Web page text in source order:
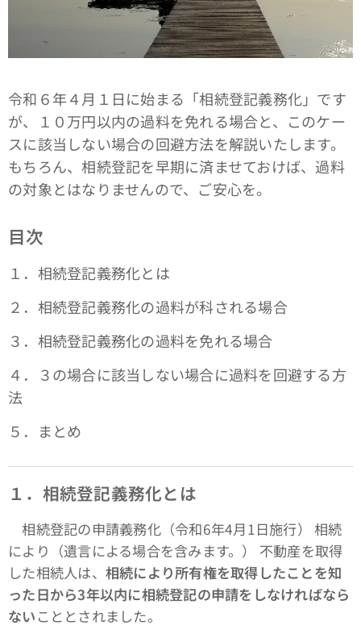
令和６年４月１日に始まる「相続登記義務化」です
が、１０万円以内の過料を免れる場合と、このケー
スに該当しない場合の回避方法を解説いたします。
もちろん、相続登記を早期に済ませておけば、過料
の対象とはなりませんので、ご安心を。
目次
１．相続登記義務化とは
２．相続登記義務化の過料が科される場合
３．相続登記義務化の過料を免れる場合
４．３の場合に該当しない場合に過料を回避する方
法
５．まとめ
１．相続登記義務化とは
相続登記の申請義務化（令和6年4月1日施行） 相続
により（遺言による場合を含みます。） 不動産を取得
した相続人は、 相続により所有権を取得したことを知
った日から3年以内に相続登記の申請をしなければなら
ない こととされました。